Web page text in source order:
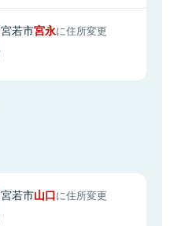
宮若市宮永に住所変更
宮若市山口に住所変更